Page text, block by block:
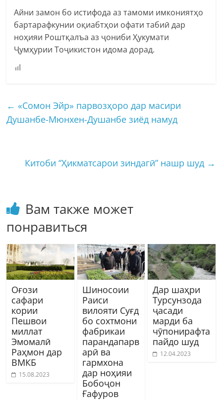
Айни замон бо истифода аз тамоми имкониятҳо
бартарафкунии оқиабтҳои офати табиӣ дар
ноҳияи Роштқалъа аз ҷониби Ҳукумати
Ҷумҳурии Тоҷикистон идома дорад.
← «Сомон Эйр» парвозҳоро дар масири
Душанбе-Мюнхен-Душанбе зиёд намуд
Китоби “Ҳикматсарои зиндагӣ” нашр шуд →
Вам также может
понравиться
Оғози
сафари
кории
Пешвои
миллат
Эмомалӣ
Раҳмон дар
ВМКБ
15.08.2023
Шиносоии
Раиси
вилояти Суғд
бо сохтмони
фабрикаи
парандапарв
арӣ ва
гармхона
дар ноҳияи
Бобоҷон
Ғафуров
Дар шаҳри
Турсунзода
ҷасади
марди ба
чӯпонирафта
пайдо шуд
12.04.2023